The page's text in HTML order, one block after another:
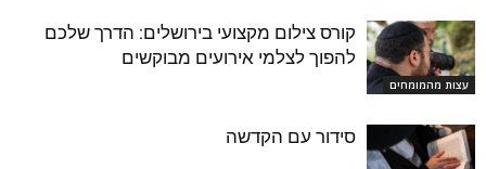
עצות מהמומחים
קורס צילום מקצועי בירושלים: הדרך שלכם
להפוך לצלמי אירועים מבוקשים
סידור עם הקדשה